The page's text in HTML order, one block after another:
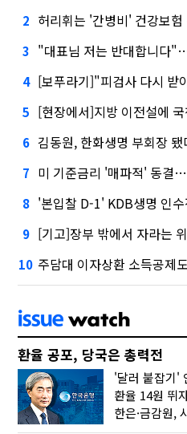
2 허리휘는 '간병비' 건강보
3 "대표님 저는 반대합니다"…
4 [보푸라기]"피검사 다시 받아보
5 [현장에서]지방 이전설에 국책은
6 김동원, 한화생명 부회장
7 미 기준금리 '매파적' 동결
8 '본입찰 D-1' KDB생명 인수
9 [기고]장부 밖에서 자라는
10 주담대 이자상환 소득공제
환율 공포, 당국은 총력전